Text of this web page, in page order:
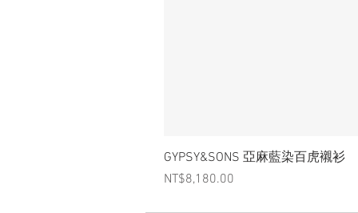
GYPSY&SONS 亞麻藍染百虎襯衫
Price
NT$8,180.00